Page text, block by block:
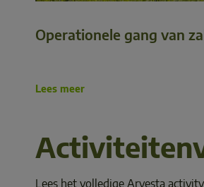
Operationele gang van
Lees meer
Lees het volledige Arvesta